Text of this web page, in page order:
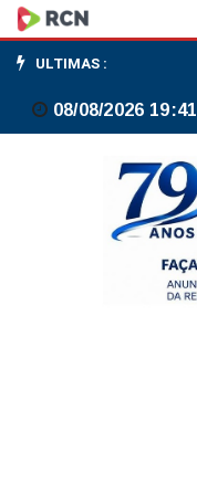
STF:
julgamento
sobre
presidente
ULTIMAS :
08/08/2026 19:41